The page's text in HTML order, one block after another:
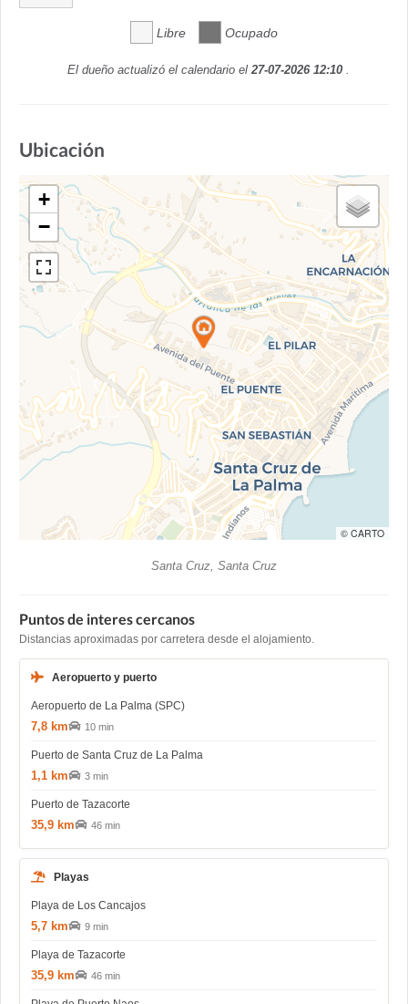
Libre Ocupado
El dueño actualizó el calendario el 27-07-2026 12:10 .
Ubicación
+
−
© CARTO
Santa Cruz, Santa Cruz
Puntos de interes cercanos
Distancias aproximadas por carretera desde el alojamiento.
Aeropuerto y puerto
Aeropuerto de La Palma (SPC)
7,8 km 10 min
Puerto de Santa Cruz de La Palma
1,1 km 3 min
Puerto de Tazacorte
35,9 km 46 min
Playas
Playa de Los Cancajos
5,7 km 9 min
Playa de Tazacorte
35,9 km 46 min